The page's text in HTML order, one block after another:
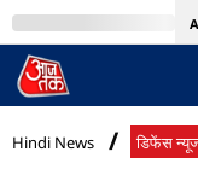
MumbaiTak
Hindi News डिफेंस